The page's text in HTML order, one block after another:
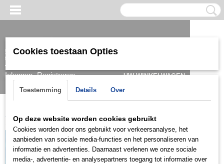
Inloggen Registreren
UW WINKELWAGEN
Home > Hanger > > HGDH363
Cookies toestaan Opties
Toestemming Details Over
Op deze website worden cookies gebruikt
Cookies worden door ons gebruikt voor verkeersanalyse, het
aanbieden van sociale media-functies en het personaliseren van
informatie en advertenties. Daarnaast verlenen we onze sociale
media-, advertentie- en analysepartners toegang tot informatie over